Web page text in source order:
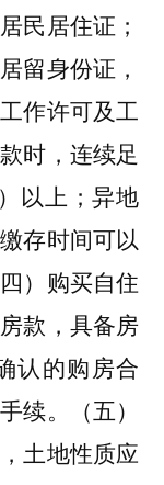
民居住证；
留身份证，
作许可及工
时，连续足
以上；异地
存时间可以
）购买自住
款，具备房
认的购房合
续。（五）
土地性质应